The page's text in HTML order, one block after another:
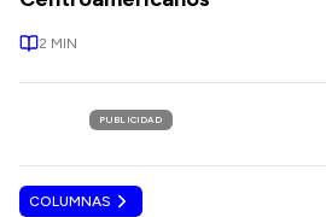
2 MIN
PUBLICIDAD
COLUMNAS